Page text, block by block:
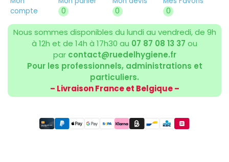
compte
0
0
0
Nous sommes disponibles du lundi au vendredi, de 9h
à 12h et de 14h à 17h30 au 07 87 08 13 37 ou
par contact@ruedelhygiene.fr
Pour les professionnels, administrations et
particuliers.
– Livraison France et Belgique –